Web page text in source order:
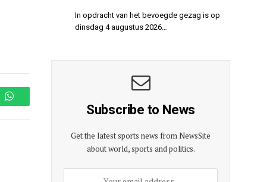
WhatsApp
In opdracht van het bevoegde gezag is op
dinsdag 4 augustus 2026…
Subscribe to News
Get the latest sports news from NewsSite
about world, sports and politics.